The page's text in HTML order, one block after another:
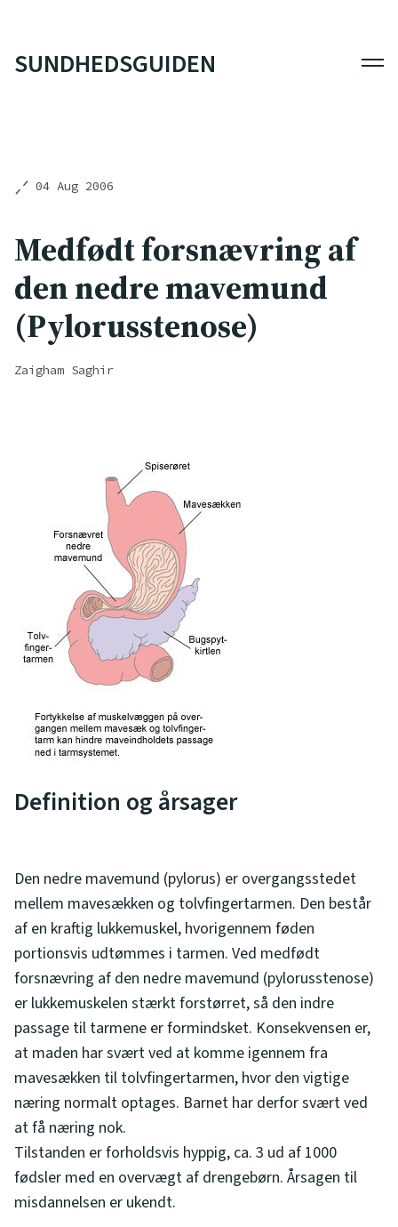
SUNDHEDSGUIDEN
04 Aug 2006
Medfødt forsnævring af
den nedre mavemund
(Pylorusstenose)
Zaigham Saghir
Definition og årsager
Den nedre mavemund (pylorus) er overgangsstedet
mellem mavesækken og tolvfingertarmen. Den består
af en kraftig lukkemuskel, hvorigennem føden
portionsvis udtømmes i tarmen. Ved medfødt
forsnævring af den nedre mavemund (pylorusstenose)
er lukkemuskelen stærkt forstørret, så den indre
passage til tarmene er formindsket. Konsekvensen er,
at maden har svært ved at komme igennem fra
mavesækken til tolvfingertarmen, hvor den vigtige
næring normalt optages. Barnet har derfor svært ved
at få næring nok.
Tilstanden er forholdsvis hyppig, ca. 3 ud af 1000
fødsler med en overvægt af drengebørn. Årsagen til
misdannelsen er ukendt.